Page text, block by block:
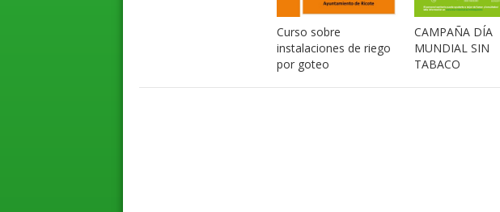
Curso sobre
instalaciones de riego
por goteo
CAMPAÑA DÍA
MUNDIAL SIN
TABACO